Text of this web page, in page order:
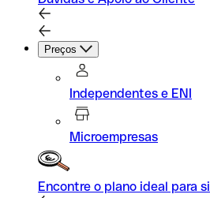
Preços
Independentes e ENI
Microempresas
Encontre o plano ideal para si